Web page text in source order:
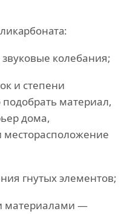
колебания;
и степени
материал,
дома,
гнутых элементов;
материалами —